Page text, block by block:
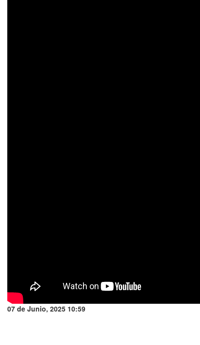
07 de Junio, 2025 10:59